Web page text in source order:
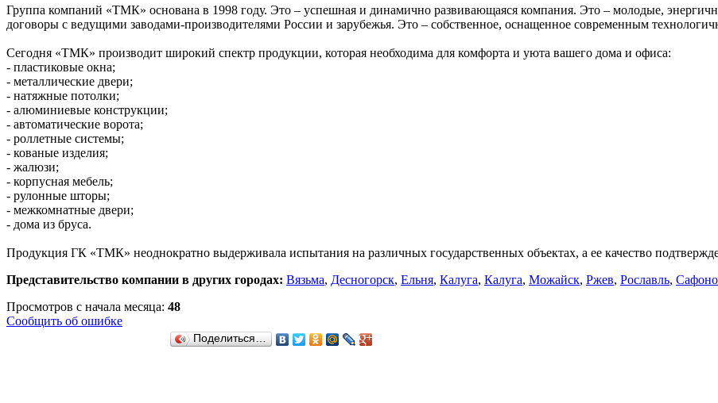
Группа компаний «ТМК» основана в 1998 году. Это – успешная и динамично развивающаяся компания. Это – молодые,
договоры с ведущими заводами-производителями России и зарубежья. Это – собственное, оснащенное современным
Сегодня «ТМК» производит широкий спектр продукции, которая необходима для комфорта и уюта вашего дома и офиса:
- пластиковые окна;
- металлические двери;
- натяжные потолки;
- алюминиевые конструкции;
- автоматические ворота;
- роллетные системы;
- кованые изделия;
- жалюзи;
- корпусная мебель;
- рулонные шторы;
- межкомнатные двери;
- дома из бруса.
Продукция ГК «ТМК» неоднократно выдерживала испытания на различных государственных объектах, а ее качество
Представительство компании в других городах: Вязьма, Десногорск, Ельня, Калуга, Калуга, Можайск, Ржев, Рославль,
Просмотров с начала месяца: 48
Сообщить об ошибке
Поделиться…